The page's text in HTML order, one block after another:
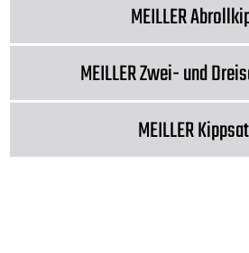
MEILLER
MEILLER Zwei- und
MEILLER